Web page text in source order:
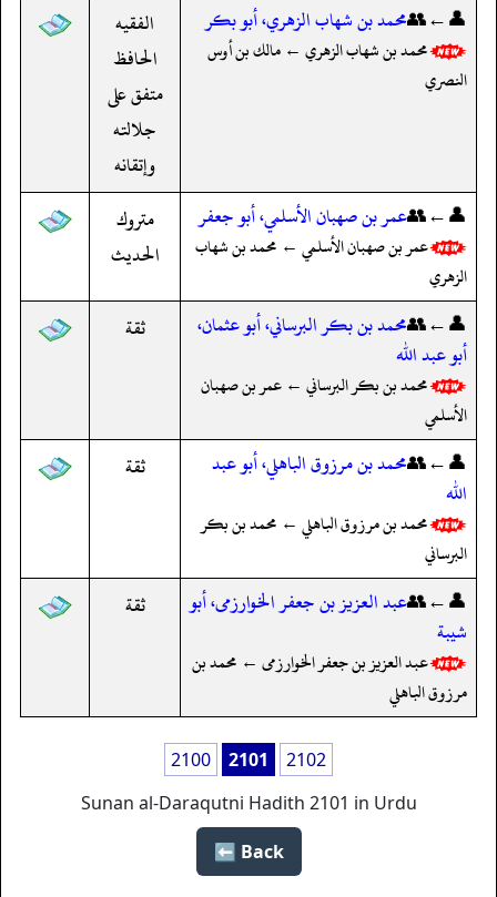
👤←👥محمد بن شهاب الزهري، أبو بكر
محمد بن شهاب الزهري ← مالك بن أوس
النصري
الفقيه
الحافظ
متفق على
جلالته
وإتقانه
👤←👥عمر بن صهبان الأسلمي، أبو جعفر
عمر بن صهبان الأسلمي ← محمد بن شهاب
الزهري
متروك
الحديث
👤←👥محمد بن بكر البرساني، أبو عثمان،
أبو عبد الله
محمد بن بكر البرساني ← عمر بن صهبان
الأسلمي
ثقة
👤←👥محمد بن مرزوق الباهلي، أبو عبد
الله
محمد بن مرزوق الباهلي ← محمد بن بكر
البرساني
ثقة
👤←👥عبد العزيز بن جعفر الخوارزمى، أبو
شيبة
عبد العزيز بن جعفر الخوارزمى ← محمد بن
مرزوق الباهلي
ثقة
2100 2101
2102
Sunan al-Daraqutni Hadith 2101 in Urdu
Back ⬅️